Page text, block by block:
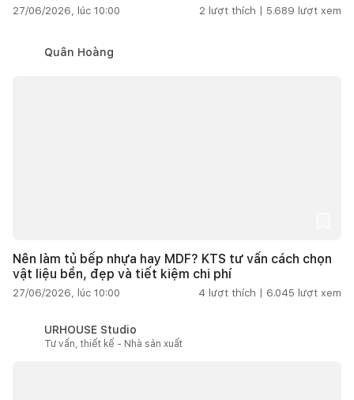
27/06/2026, lúc 10:00 2 lượt thích | 5.689 lượt xem
Quân Hoàng
Nên làm tủ bếp nhựa hay MDF? KTS tư vấn cách chọn
vật liệu bền, đẹp và tiết kiệm chi phí
27/06/2026, lúc 10:00 4 lượt thích | 6.045 lượt xem
URHOUSE Studio
Tư vấn, thiết kế - Nhà sản xuất